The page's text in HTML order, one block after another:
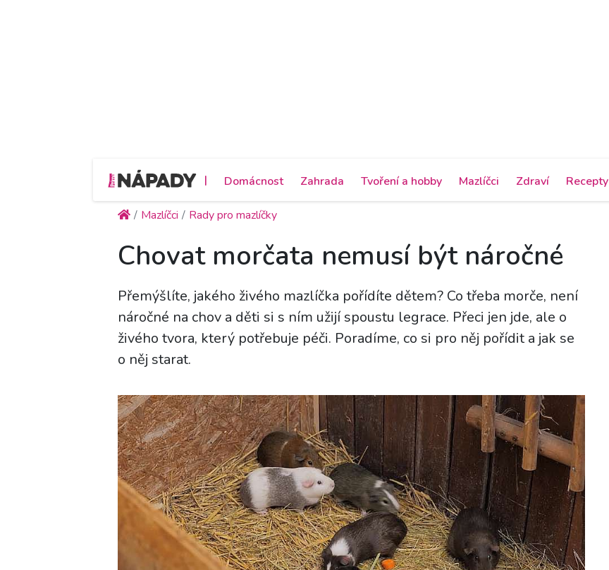
| Domácnost Zahrada Tvoření a hobby Mazlíčci Zdraví Recepty
Mazlíčci Rady pro mazlíčky
Chovat morčata nemusí být náročné
Přemýšlíte, jakého živého mazlíčka pořídíte dětem? Co třeba morče, není
náročné na chov a děti si s ním užijí spoustu legrace. Přeci jen jde, ale o
živého tvora, který potřebuje péči. Poradíme, co si pro něj pořídit a jak se
o něj starat.